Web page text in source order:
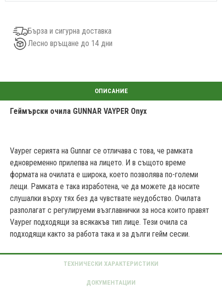
Бърза и сигурна доставка
Лесно връщане до 14 дни
Геймърски очила GUNNAR VAYPER Onyx
Vayper серията на Gunnar се отличава с това, че рамката
едновременно прилепва на лицето. И в същото време
формата на очилата е широка, което позволява по-големи
лещи. Рамката е така изработена, че да можете да носите
слушалки върху тях без да чувствате неудобство. Очилата
разполагат с регулируеми възглавнички за носа които правят
Vayper подходящи за всякакъв тип лице. Тези очила са
подходящи както за работа така и за дълги гейм сесии.